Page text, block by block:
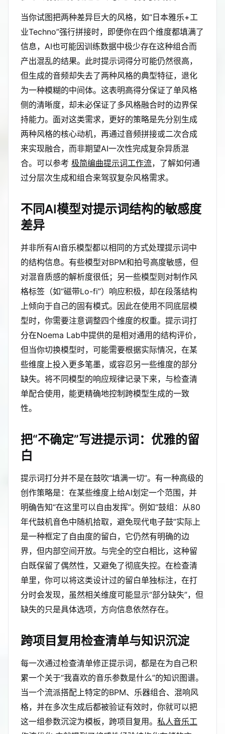
当你试图把两种差异巨大的风格，如“日本雅乐+工
业Techno”强行拼接时，即便你在四个维度都填满了
信息，AI也可能因训练数据中极少存在这种组合而
产出混乱的结果。此时提示词得分可能仍然很高，
但生成的音频却失去了两种风格的典型特征，退化
为一种模糊的中间体。这表明高得分保证了单风格
侧的清晰度，却未必保证了多风格融合时的边界保
持能力。面对这类需求，更好的策略是先分别生成
两种风格的核心动机，再通过音频拼接或二次合成
来实现融合，而非期望AI一次性完成复杂异质混
合。可以参考 极简编曲提示词工作流，了解如何通
过分层次生成和组合来驾驭复杂风格需求。
不同AI模型对提示词结构的敏感度
差异
并非所有AI音乐模型都以相同的方式处理提示词中
的结构信息。有些模型对BPM和拍号高度敏感，但
对混音质感的解析度很低；另一些模型则对制作风
格标签（如“磁带Lo-fi”）响应积极，却在段落结构
上倾向于自己的固有模式。因此在使用不同底层模
型时，你需要注意调整四个维度的权重。提示词打
分在Noema Lab中提供的是相对通用的结构评价，
但当你切换模型时，可能需要根据实际情况，在某
些维度上投入更多笔墨，或容忍另一些维度的部分
缺失。将不同模型的响应规律记录下来，与检查清
单配合使用，能更精确地控制跨模型生成的一致
性。
把“不确定”写进提示词：优雅的留
白
提示词打分并不是在鼓吹“填满一切”。有一种高级的
创作策略是：在某些维度上给AI划定一个范围，并
明确告知“在这里可以自由发挥”。例如“鼓组：从80
年代鼓机音色中随机拾取，避免现代电子鼓”实际上
是一种框定了自由度的留白，它仍然有明确的边
界，但内部空间开放。与完全的空白相比，这种留
白既保留了偶然性，又避免了彻底失控。在检查清
单里，你可以将这类设计过的留白单独标注，在打
分时会发现，虽然相关维度可能显示“部分缺失”，但
缺失的只是具体选项，方向信息依然存在。
跨项目复用检查清单与知识沉淀
每一次通过检查清单修正提示词，都是在为自己积
累一个关于“我喜欢的音乐参数是什么”的知识图谱。
当一个流派搭配上特定的BPM、乐器组合、混响风
格，并在多次生成后都被验证有效时，你就可以把
这一组参数沉淀为模板，跨项目复用。 私人音乐工